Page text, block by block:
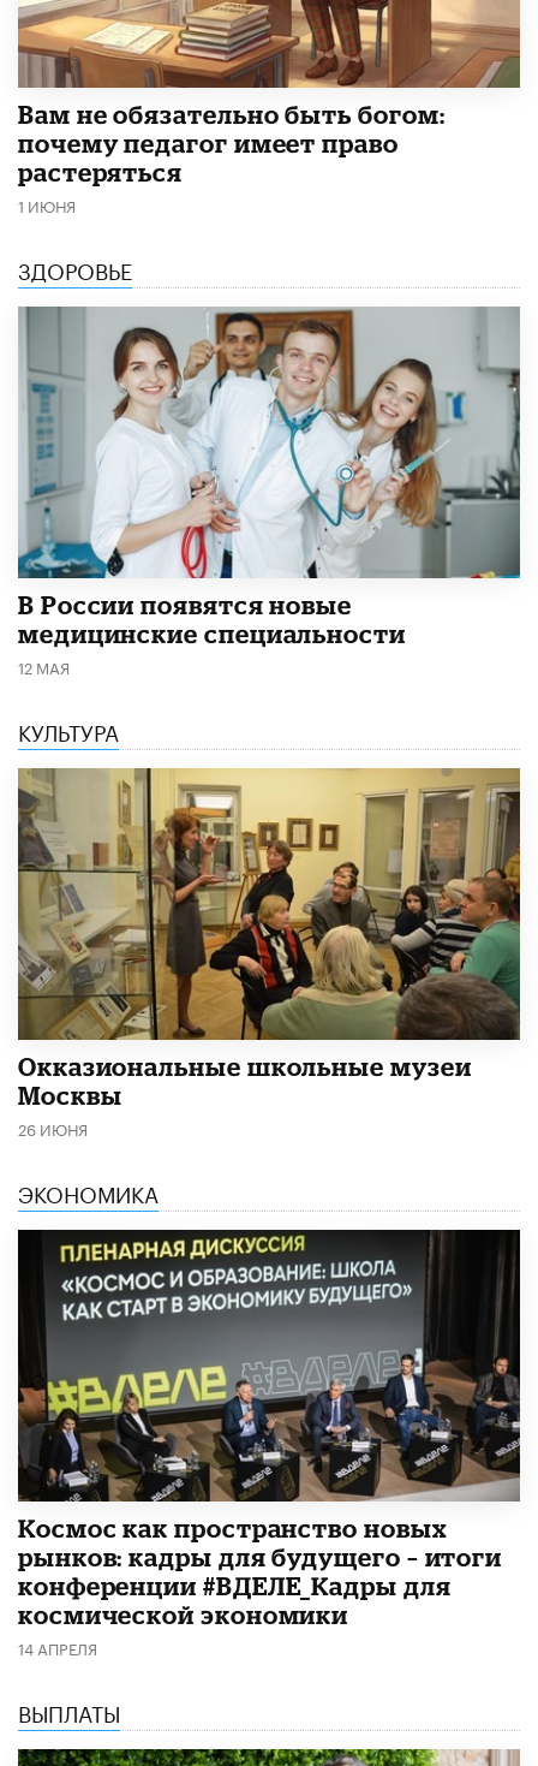
​Вам не обязательно быть богом:
почему педагог имеет право
растеряться
1 ИЮНЯ
ЗДОРОВЬЕ
В России появятся новые
медицинские специальности
12 МАЯ
КУЛЬТУРА
​Окказиональные школьные музеи
Москвы
26 ИЮНЯ
ЭКОНОМИКА
Космос как пространство новых
рынков: кадры для будущего – итоги
конференции #ВДЕЛЕ_Кадры для
космической экономики
14 АПРЕЛЯ
ВЫПЛАТЫ